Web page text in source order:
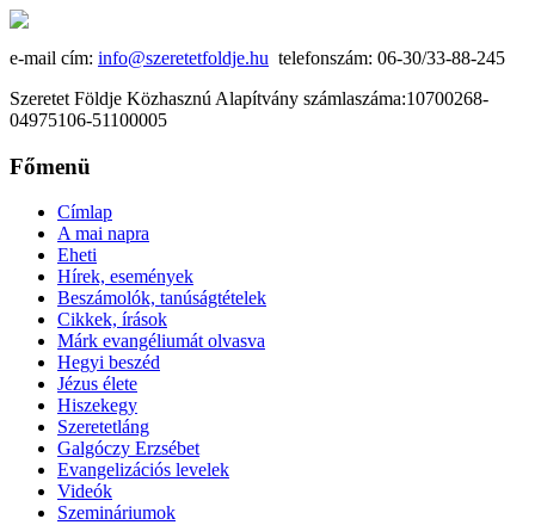
e-mail cím: info@szeretetfoldje.hu telefonszám: 06-30/33-88-245
Szeretet Földje Közhasznú Alapítvány számlaszáma:10700268-
04975106-51100005
Főmenü
Címlap
A mai napra
Eheti
Hírek, események
Beszámolók, tanúságtételek
Cikkek, írások
Márk evangéliumát olvasva
Hegyi beszéd
Jézus élete
Hiszekegy
Szeretetláng
Galgóczy Erzsébet
Evangelizációs levelek
Videók
Szemináriumok